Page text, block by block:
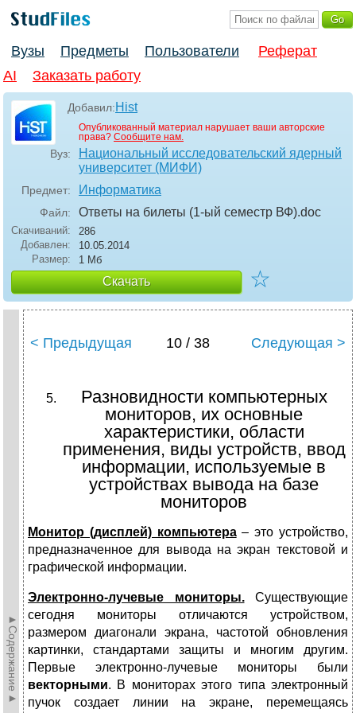
Вузы Предметы Пользователи
Реферат
AI
Заказать работу
Добавил:Hist
Опубликованный материал нарушает ваши авторские
права? Сообщите нам.
Вуз:
Национальный исследовательский ядерный
университет (МИФИ)
Предмет: Информатика
Файл: Ответы на билеты (1-ый семестр ВФ).doc
Скачиваний:
286
Добавлен:
10.05.2014
Размер:
1 Мб
Скачать ☆
►Содержание►
< Предыдущая 10 / 38 Следующая >
Разновидности компьютерных
мониторов, их основные
характеристики, области
применения, виды устройств, ввод
информации, используемые в
устройствах вывода на базе
мониторов
Монитор (дисплей) компьютера– это устройство,
предназначенное для вывода на экран текстовой и
графической информации.
Электронно-лучевые мониторы.Существующие
сегодня мониторы отличаются устройством,
размером диагонали экрана, частотой обновления
картинки, стандартами защиты и многим другим.
Первые электронно-лучевые мониторы были
векторными. В мониторах этого типа электронный
пучок создает линии на экране, перемещаясь